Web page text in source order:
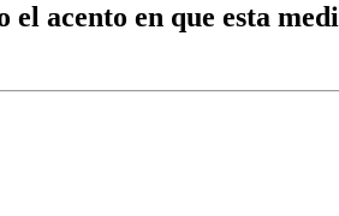
acento en que esta